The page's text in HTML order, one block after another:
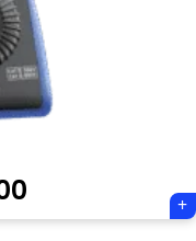
Rango
de